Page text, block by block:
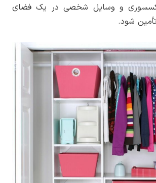
اکسسوری و وسایل شخصی در یک فضای
شود.